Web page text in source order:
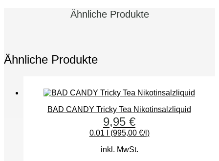
Ähnliche Produkte
Ähnliche Produkte
BAD CANDY Tricky Tea Nikotinsalzliquid
9,95 €
0.01 l (995,00 €/l)
inkl. MwSt.